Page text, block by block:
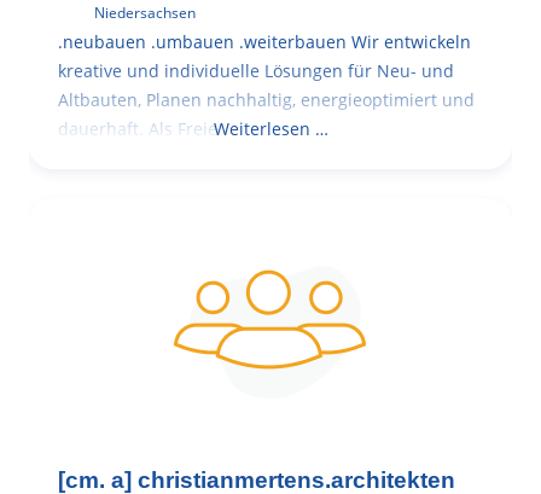
Niedersachsen
.neubauen .umbauen .weiterbauen Wir entwickeln
kreative und individuelle Lösungen für Neu- und
Altbauten, Planen nachhaltig, energieoptimiert und
dauerhaft. Als FreieWeiterlesen …
[cm. a] christianmertens.architekten